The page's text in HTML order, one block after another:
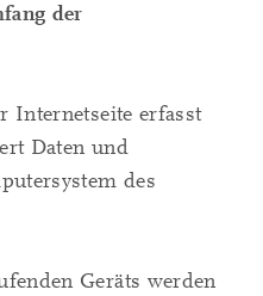
der
Internetseite erfasst
Daten und
des
Geräts werden